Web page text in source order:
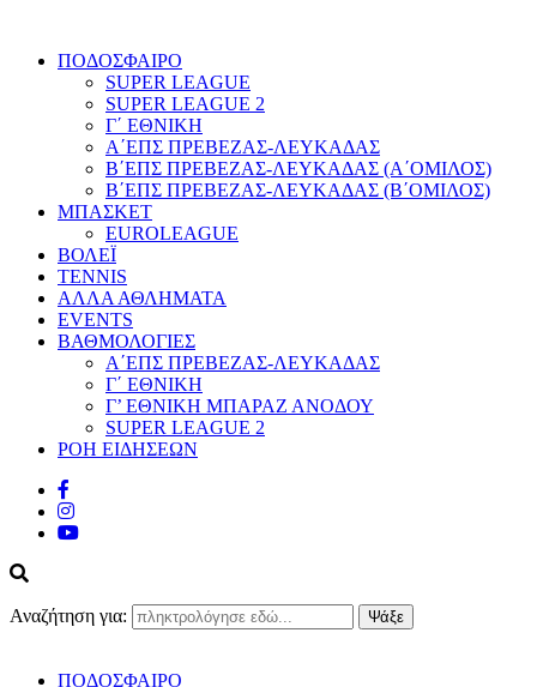
ΠΟΔΟΣΦΑΙΡΟ
SUPER LEAGUE
SUPER LEAGUE 2
Γ΄ ΕΘΝΙΚΗ
Α΄ΕΠΣ ΠΡΕΒΕΖΑΣ-ΛΕΥΚΑΔΑΣ
Β΄ΕΠΣ ΠΡΕΒΕΖΑΣ-ΛΕΥΚΑΔΑΣ (Α΄ΟΜΙΛΟΣ)
Β΄ΕΠΣ ΠΡΕΒΕΖΑΣ-ΛΕΥΚΑΔΑΣ (Β΄ΟΜΙΛΟΣ)
ΜΠΑΣΚΕΤ
EUROLEAGUE
ΒΟΛΕΪ
TENNIS
ΑΛΛΑ ΑΘΛΗΜΑΤΑ
EVENTS
ΒΑΘΜΟΛΟΓΙΕΣ
Α΄ΕΠΣ ΠΡΕΒΕΖΑΣ-ΛΕΥΚΑΔΑΣ
Γ΄ ΕΘΝΙΚΗ
Γ’ ΕΘΝΙΚΗ ΜΠΑΡΑΖ ΑΝΟΔΟΥ
SUPER LEAGUE 2
ΡΟΗ ΕΙΔΗΣΕΩΝ
Αναζήτηση για:
ΠΟΔΟΣΦΑΙΡΟ